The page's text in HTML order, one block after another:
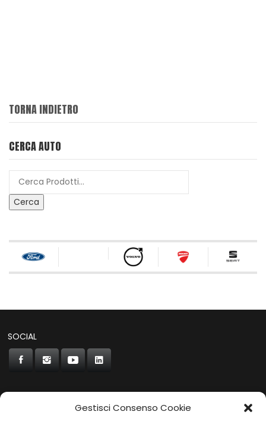
Gestisci Consenso Cookie
TORNA INDIETRO
CERCA AUTO
Cerca
SOCIAL